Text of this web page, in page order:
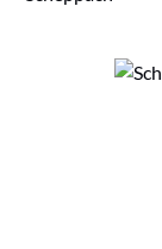
Bildergalerie